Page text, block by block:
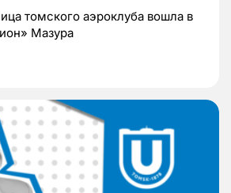
томского аэроклуба вошла в
Мазура